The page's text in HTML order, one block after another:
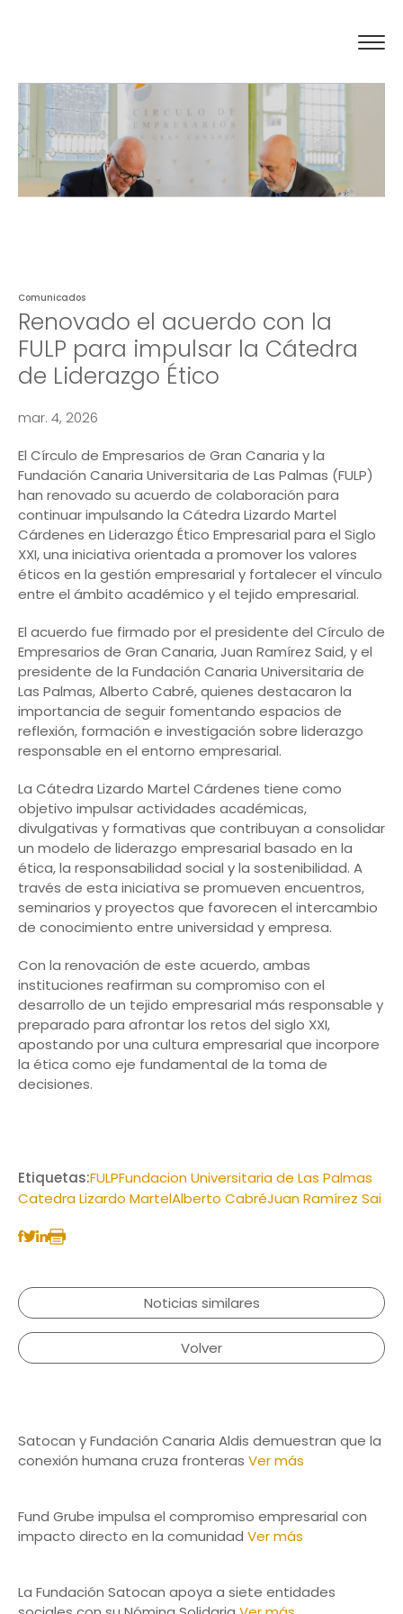
El Círculo
Actualidad
Contacto
Comunicados
Renovado el acuerdo con la
FULP para impulsar la Cátedra
de Liderazgo Ético
mar. 4, 2026
El Círculo de Empresarios de Gran Canaria y la
Fundación Canaria Universitaria de Las Palmas (FULP)
han renovado su acuerdo de colaboración para
continuar impulsando la Cátedra Lizardo Martel
Cárdenes en Liderazgo Ético Empresarial para el Siglo
XXI, una iniciativa orientada a promover los valores
éticos en la gestión empresarial y fortalecer el vínculo
entre el ámbito académico y el tejido empresarial.
El acuerdo fue firmado por el presidente del Círculo de
Empresarios de Gran Canaria, Juan Ramírez Said, y el
presidente de la Fundación Canaria Universitaria de
Las Palmas, Alberto Cabré, quienes destacaron la
importancia de seguir fomentando espacios de
reflexión, formación e investigación sobre liderazgo
responsable en el entorno empresarial.
La Cátedra Lizardo Martel Cárdenes tiene como
objetivo impulsar actividades académicas,
divulgativas y formativas que contribuyan a consolidar
un modelo de liderazgo empresarial basado en la
ética, la responsabilidad social y la sostenibilidad. A
través de esta iniciativa se promueven encuentros,
seminarios y proyectos que favorecen el intercambio
de conocimiento entre universidad y empresa.
Con la renovación de este acuerdo, ambas
instituciones reafirman su compromiso con el
desarrollo de un tejido empresarial más responsable y
preparado para afrontar los retos del siglo XXI,
apostando por una cultura empresarial que incorpore
la ética como eje fundamental de la toma de
decisiones.
Etiquetas:FULPFundacion Universitaria de Las Palmas
Catedra Lizardo MartelAlberto CabréJuan Ramírez Sai
Noticias similares
Volver
Satocan y Fundación Canaria Aldis demuestran que la
conexión humana cruza fronteras Ver más
Fund Grube impulsa el compromiso empresarial con
impacto directo en la comunidad Ver más
La Fundación Satocan apoya a siete entidades